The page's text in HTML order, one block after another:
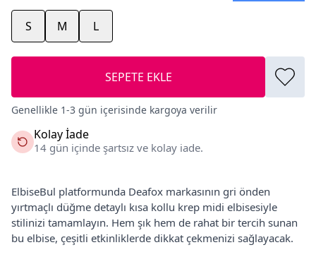
S M L
SEPETE EKLE
Genellikle 1-3 gün içerisinde kargoya verilir
Kolay İade
14 gün içinde şartsız ve kolay iade.
ElbiseBul platformunda Deafox markasının gri önden
yırtmaçlı düğme detaylı kısa kollu krep midi elbisesiyle
stilinizi tamamlayın. Hem şık hem de rahat bir tercih sunan
bu elbise, çeşitli etkinliklerde dikkat çekmenizi sağlayacak.